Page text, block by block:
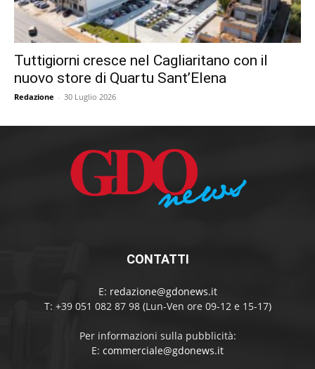
Tuttigiorni cresce nel Cagliaritano con il
nuovo store di Quartu Sant’Elena
Redazione - 30 Luglio 2026
CONTATTI
E: redazione@gdonews.it
T: +39 051 082 87 98 (Lun-Ven ore 09-12 e 15-17)
Per informazioni sulla pubblicità:
E: commerciale@gdonews.it